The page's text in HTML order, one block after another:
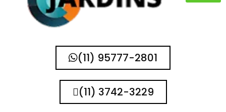
(11) 95777-2801
(11) 3742-3229